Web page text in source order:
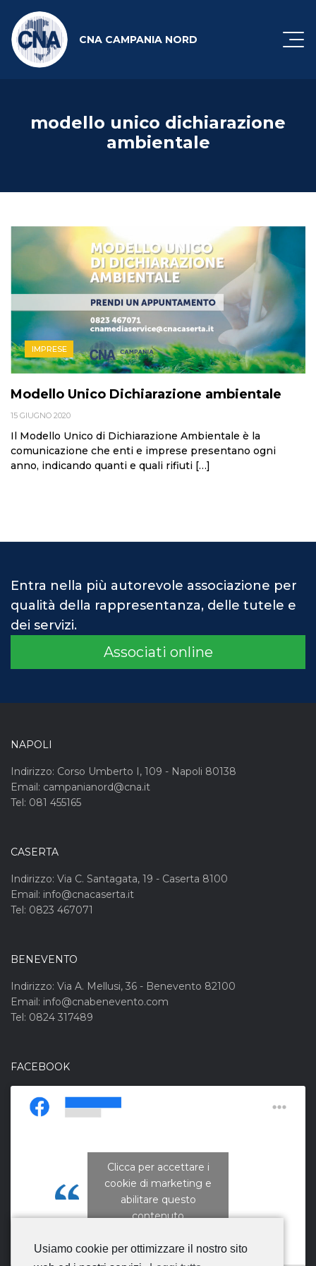
Usiamo cookie per ottimizzare il nostro sito
CNA CAMPANIA NORD
modello unico dichiarazione
ambientale
IMPRESE
Modello Unico Dichiarazione ambientale
15 GIUGNO 2020
Il Modello Unico di Dichiarazione Ambientale è la
comunicazione che enti e imprese presentano ogni
anno, indicando quanti e quali rifiuti […]
Entra nella più autorevole associazione per
qualità della rappresentanza, delle tutele e
dei servizi.
Associati online
NAPOLI
Indirizzo: Corso Umberto I, 109 - Napoli 80138
Email: campanianord@cna.it
Tel: 081 455165
CASERTA
Indirizzo: Via C. Santagata, 19 - Caserta 8100
Email: info@cnacaserta.it
Tel: 0823 467071
BENEVENTO
Indirizzo: Via A. Mellusi, 36 - Benevento 82100
Email: info@cnabenevento.com
Tel: 0824 317489
FACEBOOK
CNA Campania Nord
Clicca per accettare i
cookie di marketing e
abilitare questo
contenuto